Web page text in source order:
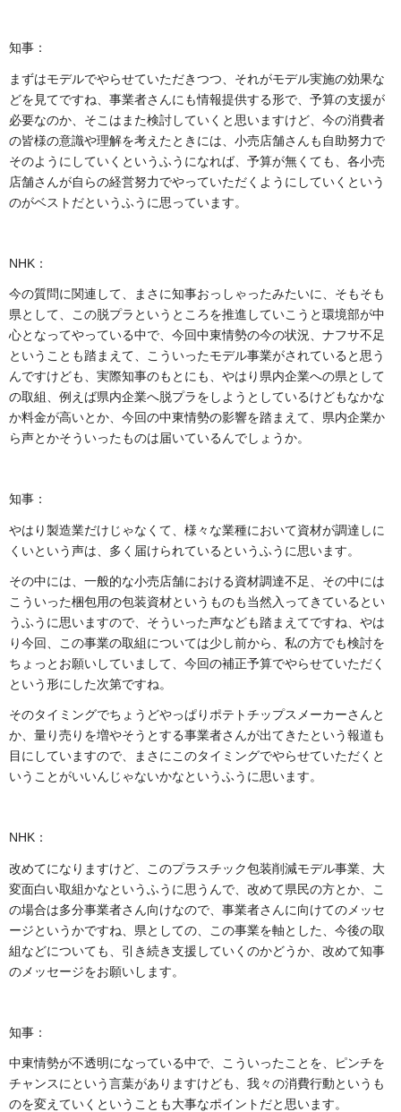
知事：
まずはモデルでやらせていただきつつ、それがモデル実施の効果な
どを見てですね、事業者さんにも情報提供する形で、予算の支援が
必要なのか、そこはまた検討していくと思いますけど、今の消費者
の皆様の意識や理解を考えたときには、小売店舗さんも自助努力で
そのようにしていくというふうになれば、予算が無くても、各小売
店舗さんが自らの経営努力でやっていただくようにしていくという
のがベストだというふうに思っています。
NHK：
今の質問に関連して、まさに知事おっしゃったみたいに、そもそも
県として、この脱プラというところを推進していこうと環境部が中
心となってやっている中で、今回中東情勢の今の状況、ナフサ不足
ということも踏まえて、こういったモデル事業がされていると思う
んですけども、実際知事のもとにも、やはり県内企業への県として
の取組、例えば県内企業へ脱プラをしようとしているけどもなかな
か料金が高いとか、今回の中東情勢の影響を踏まえて、県内企業か
ら声とかそういったものは届いているんでしょうか。
知事：
やはり製造業だけじゃなくて、様々な業種において資材が調達しに
くいという声は、多く届けられているというふうに思います。
その中には、一般的な小売店舗における資材調達不足、その中には
こういった梱包用の包装資材というものも当然入ってきているとい
うふうに思いますので、そういった声なども踏まえてですね、やは
り今回、この事業の取組については少し前から、私の方でも検討を
ちょっとお願いしていまして、今回の補正予算でやらせていただく
という形にした次第ですね。
そのタイミングでちょうどやっぱりポテトチップスメーカーさんと
か、量り売りを増やそうとする事業者さんが出てきたという報道も
目にしていますので、まさにこのタイミングでやらせていただくと
いうことがいいんじゃないかなというふうに思います。
NHK：
改めてになりますけど、このプラスチック包装削減モデル事業、大
変面白い取組かなというふうに思うんで、改めて県民の方とか、こ
の場合は多分事業者さん向けなので、事業者さんに向けてのメッセ
ージというかですね、県としての、この事業を軸とした、今後の取
組などについても、引き続き支援していくのかどうか、改めて知事
のメッセージをお願いします。
知事：
中東情勢が不透明になっている中で、こういったことを、ピンチを
チャンスにという言葉がありますけども、我々の消費行動というも
のを変えていくということも大事なポイントだと思います。